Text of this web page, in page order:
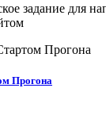
задание для
Прогона